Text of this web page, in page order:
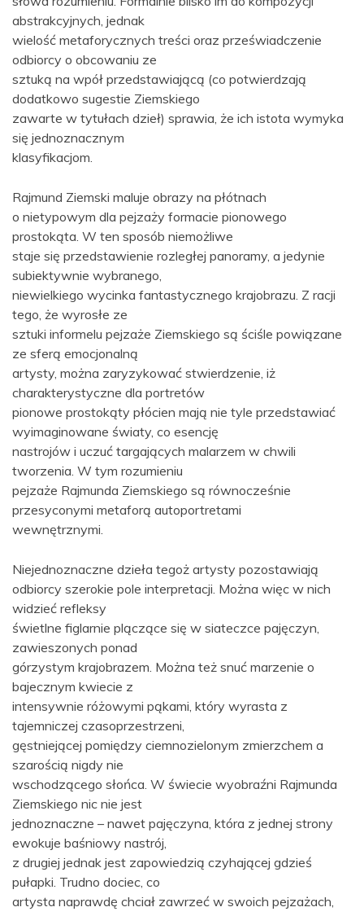
abstrakcyjnych, jednak
wielość metaforycznych treści oraz przeświadczenie
odbiorcy o obcowaniu ze
sztuką na wpół przedstawiającą (co potwierdzają
dodatkowo sugestie Ziemskiego
zawarte w tytułach dzieł) sprawia, że ich istota wymyka
się jednoznacznym
klasyfikacjom.
Rajmund Ziemski maluje obrazy na płótnach
o nietypowym dla pejzaży formacie pionowego
prostokąta. W ten sposób niemożliwe
staje się przedstawienie rozległej panoramy, a jedynie
subiektywnie wybranego,
niewielkiego wycinka fantastycznego krajobrazu. Z racji
tego, że wyrosłe ze
sztuki informelu pejzaże Ziemskiego są ściśle powiązane
ze sferą emocjonalną
artysty, można zaryzykować stwierdzenie, iż
charakterystyczne dla portretów
pionowe prostokąty płócien mają nie tyle przedstawiać
wyimaginowane światy, co esencję
nastrojów i uczuć targających malarzem w chwili
tworzenia. W tym rozumieniu
pejzaże Rajmunda Ziemskiego są równocześnie
przesyconymi metaforą autoportretami
wewnętrznymi.
Niejednoznaczne dzieła tegoż artysty pozostawiają
odbiorcy szerokie pole interpretacji. Można więc w nich
widzieć refleksy
świetlne figlarnie plączące się w siateczce pajęczyn,
zawieszonych ponad
górzystym krajobrazem. Można też snuć marzenie o
bajecznym kwiecie z
intensywnie różowymi pąkami, który wyrasta z
tajemniczej czasoprzestrzeni,
gęstniejącej pomiędzy ciemnozielonym zmierzchem a
szarością nigdy nie
wschodzącego słońca. W świecie wyobraźni Rajmunda
Ziemskiego nic nie jest
jednoznaczne – nawet pajęczyna, która z jednej strony
ewokuje baśniowy nastrój,
z drugiej jednak jest zapowiedzią czyhającej gdzieś
pułapki. Trudno dociec, co
artysta naprawdę chciał zawrzeć w swoich pejzażach,